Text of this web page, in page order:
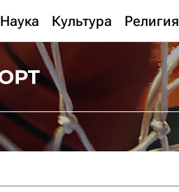
Наука Культура Религия